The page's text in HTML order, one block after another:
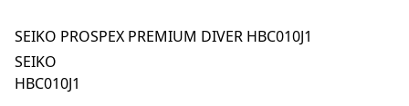
SEIKO PROSPEX PREMIUM DIVER HBC010J1
SEIKO
HBC010J1